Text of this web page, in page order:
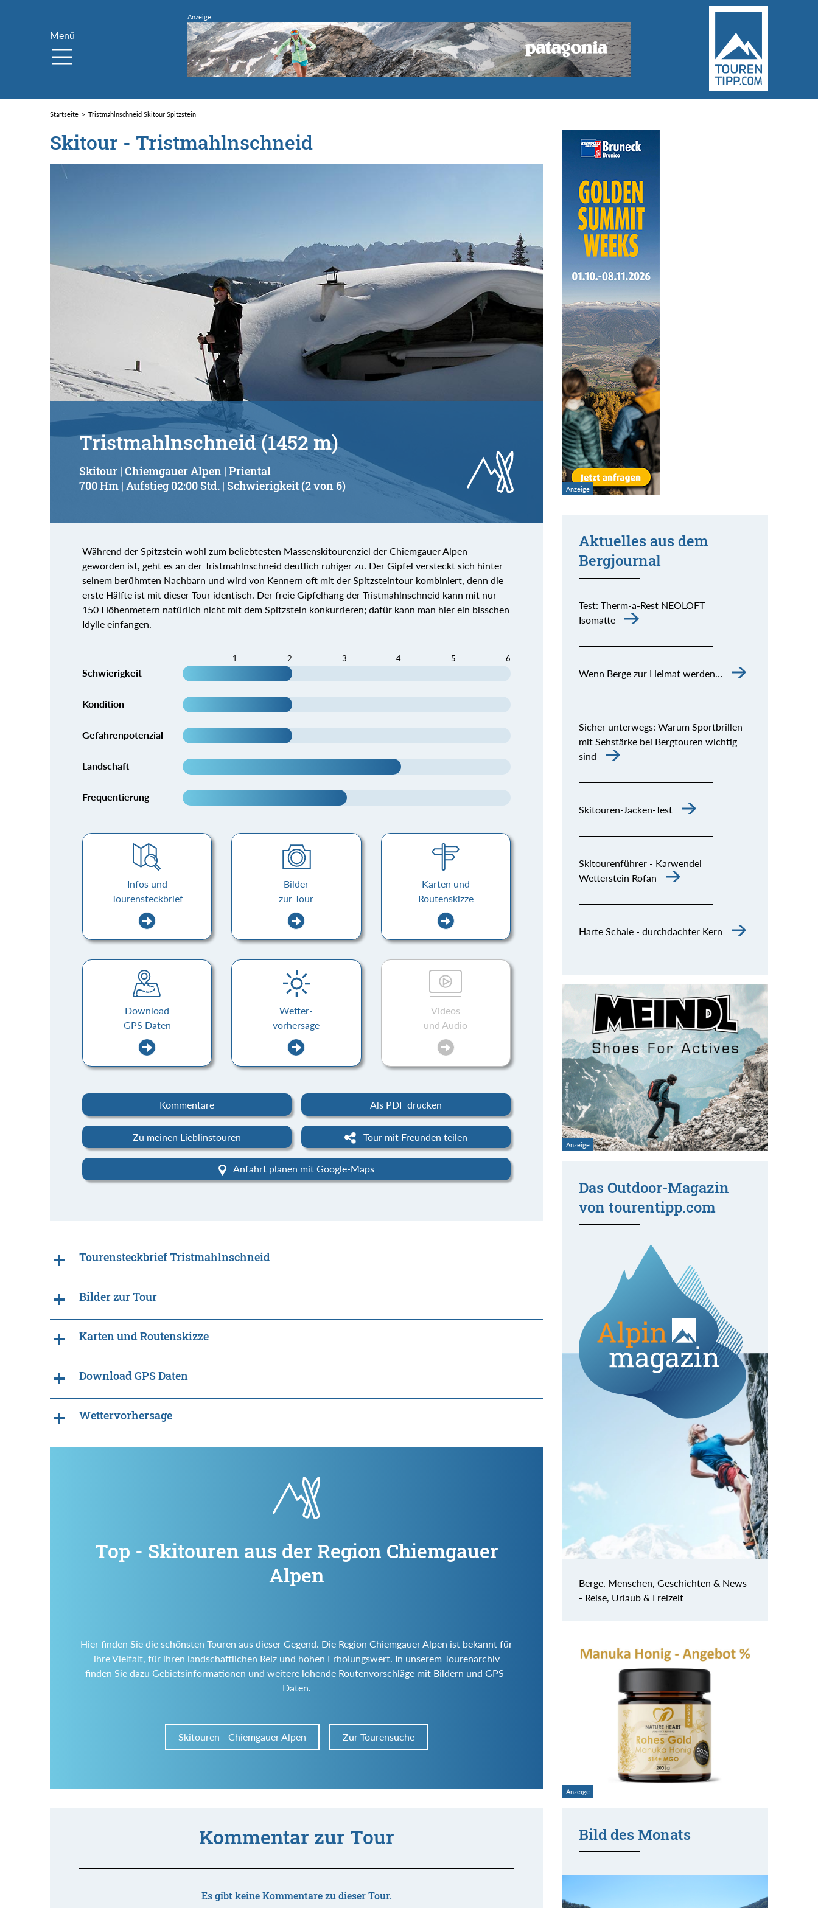
Menü
Startseite Tristmahlnschneid Skitour Spitzstein
Skitour - Tristmahlnschneid
Tristmahlnschneid (1452 m)
Skitour | Chiemgauer Alpen | Priental
700 Hm | Aufstieg 02:00 Std. | Schwierigkeit (2 von 6)
Während der Spitzstein wohl zum beliebtesten Massenskitourenziel der Chiemgauer Alpen
geworden ist, geht es an der Tristmahlnschneid deutlich ruhiger zu. Der Gipfel versteckt sich hinter
seinem berühmten Nachbarn und wird von Kennern oft mit der Spitzsteintour kombiniert, denn die
erste Hälfte ist mit dieser Tour identisch. Der freie Gipfelhang der Tristmahlnschneid kann mit nur
150 Höhenmetern natürlich nicht mit dem Spitzstein konkurrieren; dafür kann man hier ein bisschen
Idylle einfangen.
1 2 3 4 5 6
Schwierigkeit
Kondition
Gefahrenpotenzial
Landschaft
Frequentierung
Infos und
Tourensteckbrief
Bilder
zur Tour
Karten und
Routenskizze
Download
GPS Daten
Wetter-
vorhersage
Videos
und Audio
Kommentare Als PDF drucken
Zu meinen Lieblinstouren Tour mit Freunden teilen
Anfahrt planen mit Google-Maps
Tourensteckbrief Tristmahlnschneid
Bilder zur Tour
Karten und Routenskizze
Download GPS Daten
Wettervorhersage
Top - Skitouren aus der Region Chiemgauer
Alpen
Hier finden Sie die schönsten Touren aus dieser Gegend. Die Region Chiemgauer Alpen ist bekannt für
ihre Vielfalt, für ihren landschaftlichen Reiz und hohen Erholungswert. In unserem Tourenarchiv
finden Sie dazu Gebietsinformationen und weitere lohende Routenvorschläge mit Bildern und GPS-
Daten.
Skitouren - Chiemgauer Alpen Zur Tourensuche
Kommentar zur Tour
Es gibt keine Kommentare zu dieser Tour.
Aktuelles aus dem
Bergjournal
Test: Therm-a-Rest NEOLOFT
Isomatte
Wenn Berge zur Heimat werden…
Sicher unterwegs: Warum Sportbrillen
mit Sehstärke bei Bergtouren wichtig
sind
Skitouren-Jacken-Test
Skitourenführer - Karwendel
Wetterstein Rofan
Harte Schale - durchdachter Kern
Das Outdoor-Magazin
von tourentipp.com
Berge, Menschen, Geschichten & News
- Reise, Urlaub & Freizeit
Bild des Monats